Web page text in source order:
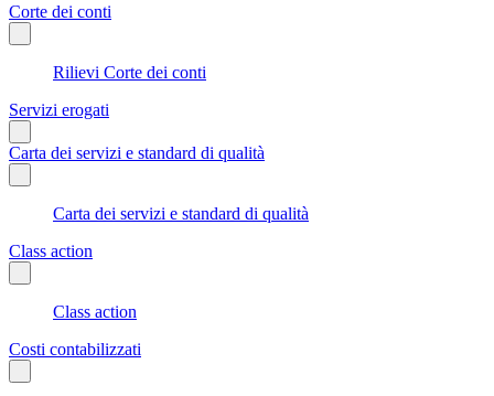
Corte dei conti
Rilievi Corte dei conti
Servizi erogati
Carta dei servizi e standard di qualità
Carta dei servizi e standard di qualità
Class action
Class action
Costi contabilizzati